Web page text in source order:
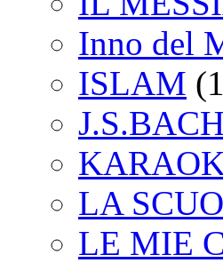
Inno del
ISLAM
J.S.BACH
LA
LE MIE